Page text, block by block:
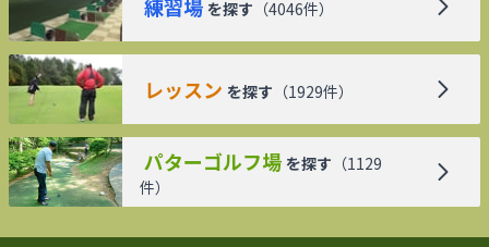
練習場 を探す （4046件）
レッスン を探す （1929件）
パターゴルフ場 を探す （1129
件）